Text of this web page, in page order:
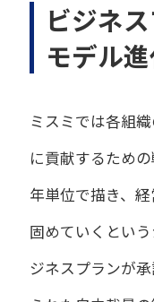
ビジネ
モデル
ミスミでは各組
に貢献するため
年単位で描き、
固めていくとい
ジネスプランが